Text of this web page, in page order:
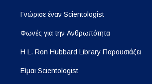
Γνώρισε έναν Scientologist
Φωνές για την Ανθρωπότητα
Η L. Ron Hubbard Library Παρουσιάζει
Είμαι Scientologist